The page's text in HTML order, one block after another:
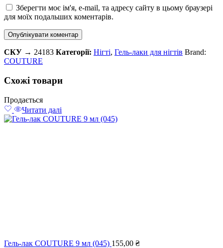
Зберегти моє ім'я, e-mail, та адресу сайту в цьому браузері
для моїх подальших коментарів.
СКУ → 24183 Категорії: Нігті, Гель-лаки для нігтів Brand:
COUTURE
Схожі товари
Продається
Читати далі
Гель-лак COUTURE 9 мл (045) 155,00 ₴